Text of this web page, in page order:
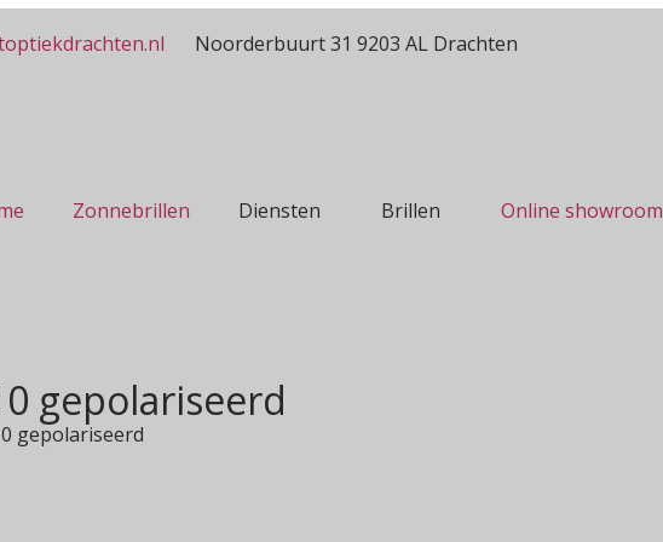
Noorderbuurt 31 9203 AL Drachten
Zonnebrillen Diensten Brillen Online showroom
gepolariseerd
gepolariseerd